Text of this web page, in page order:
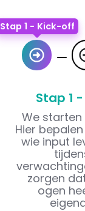
Stap 1 - Kick-off
Stap 1
We
Hier
wie input
zorgen
ogen